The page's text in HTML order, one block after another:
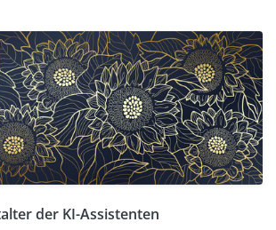
der KI-Assistenten